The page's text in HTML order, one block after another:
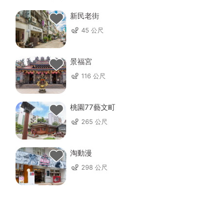
新民老街
45 公尺
景福宮
116 公尺
桃園77藝文町
265 公尺
淘動漫
298 公尺